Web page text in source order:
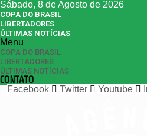
Sábado, 8 de Agosto de 2026
COPA DO BRASIL
LIBERTADORES
ÚLTIMAS NOTÍCIAS
Menu
COPA DO BRASIL
LIBERTADORES
ÚLTIMAS NOTÍCIAS
CONTATO
Facebook
Twitter Youtube